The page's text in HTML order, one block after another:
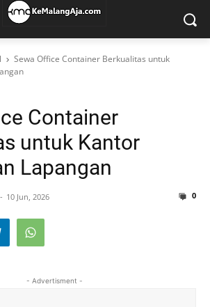
Sewa Office Container Berkualitas untuk
Container
untuk Kantor
Lapangan
10 Jun, 2026 0
- Advertisment -